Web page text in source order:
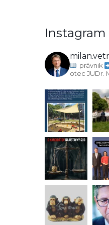
Instagram
právnik
otec JUDr.